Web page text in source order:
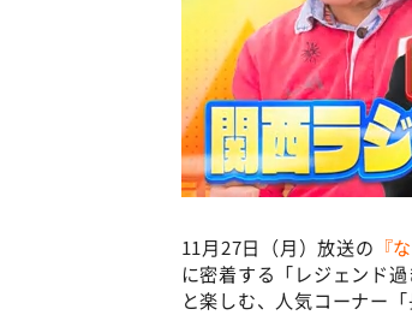
11月27日（月）放送の 『
に密着する「レジェンド
と楽しむ、人気コーナー